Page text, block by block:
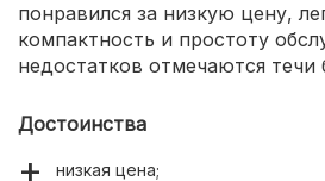
понравился за низкую цену,
компактность и простоту
недостатков отмечаются течи
Достоинства
низкая цена;